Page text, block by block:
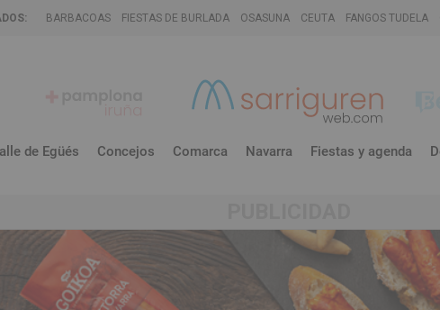
BARBACOAS FIESTAS DE BURLADA OSASUNA CEUTA FANGOS TUDELA
de Egüés Concejos Comarca Navarra Fiestas y agenda